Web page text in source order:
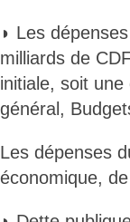
◗ Les
milliards de
initiale, soit
général,
Les dépenses
économique,